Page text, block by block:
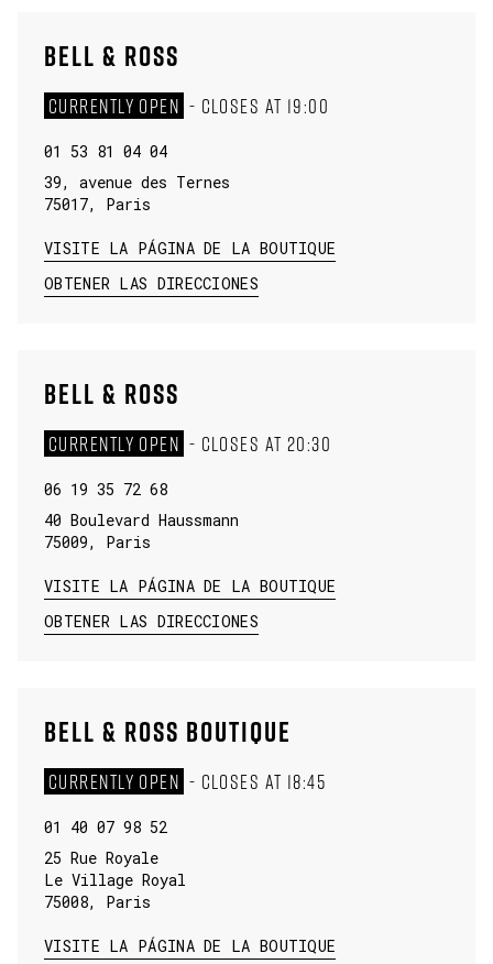
BELL & ROSS
CURRENTLY OPEN - CLOSES AT 19:00
01 53 81 04 04
39, avenue des Ternes
75017, Paris
VISITE LA PÁGINA DE LA BOUTIQUE
OBTENER LAS DIRECCIONES
LINK OPENS IN NEW TAB
BELL & ROSS
CURRENTLY OPEN - CLOSES AT 20:30
06 19 35 72 68
40 Boulevard Haussmann
75009, Paris
VISITE LA PÁGINA DE LA BOUTIQUE
OBTENER LAS DIRECCIONES
LINK OPENS IN NEW TAB
BELL & ROSS BOUTIQUE
CURRENTLY OPEN - CLOSES AT 18:45
01 40 07 98 52
25 Rue Royale
Le Village Royal
75008, Paris
VISITE LA PÁGINA DE LA BOUTIQUE